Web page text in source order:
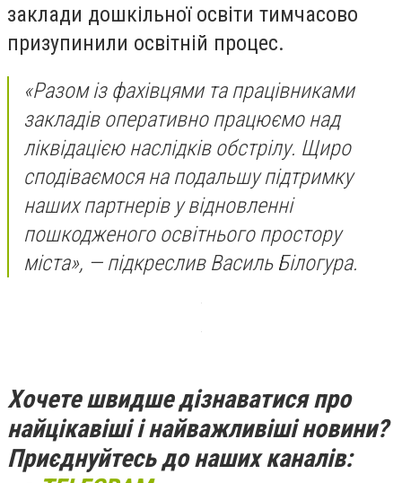
заклади дошкільної освіти тимчасово
призупинили освітній процес.
«Разом із фахівцями та працівниками
закладів оперативно працюємо над
ліквідацією наслідків обстрілу. Щиро
сподіваємося на подальшу підтримку
наших партнерів у відновленні
пошкодженого освітнього простору
міста», — підкреслив Василь Білогура.
Хочете швидше дізнаватися про
найцікавіші і найважливіші новини?
Приєднуйтесь до наших каналів: